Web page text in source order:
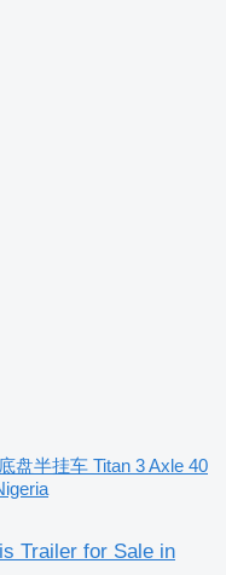
盘半挂车 Titan 3 Axle 40
Trailer for Sale in